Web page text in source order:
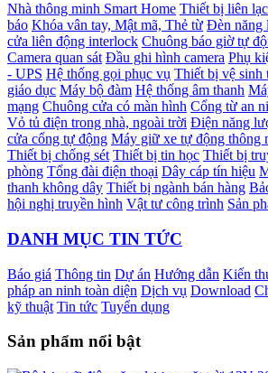
Nhà thông minh Smart Home Thiết bị liên
báo Khóa vân tay, Mật mã, Thẻ từ Đèn năng
cửa liên động interlock Chuông báo giờ tự
Camera quan sát Đầu ghi hình camera Phụ
- UPS Hệ thống gọi phục vụ Thiết bị vệ sinh
giáo dục Máy bộ đàm Hệ thống âm thanh
mạng Chuông cửa có màn hình Cổng từ an
Vỏ tủ điện trong nhà, ngoài trời Điện năng
cửa cổng tự động Máy giữ xe tự động thông
Thiết bị chống sét Thiết bị tin học Thiết bị
phòng Tổng đài điện thoại Dây cáp tín hiệu
thanh không dây Thiết bị ngành bán hàng
hội nghị truyền hình Vật tư công trình Sản
DANH MỤC TIN TỨC
Báo giá Thông tin Dự án Hướng dẫn Kiến
pháp an ninh toàn diện Dịch vụ Download
kỹ thuật Tin tức Tuyển dụng
Sản phẩm nổi bật